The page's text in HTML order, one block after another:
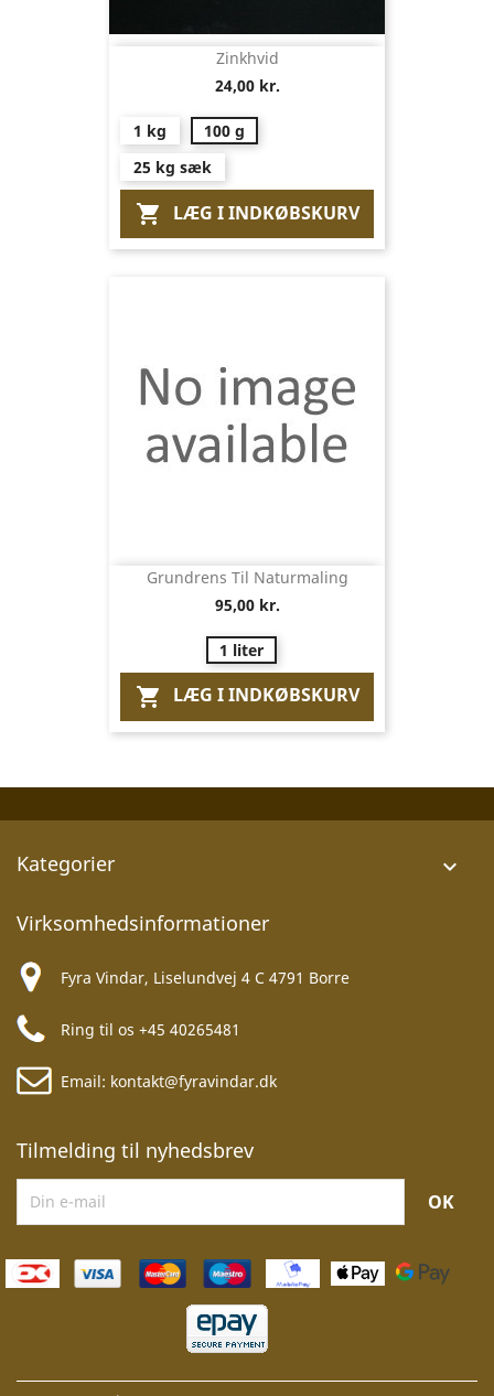
Zinkhvid
24,00 kr.
1 kg
100 g
25 kg sæk
 LÆG I INDKØBSKURV
Grundrens Til Naturmaling
95,00 kr.
1 liter
 LÆG I INDKØBSKURV
Kategorier 
Virksomhedsinformationer
Fyra Vindar, Liselundvej 4 C 4791 Borre
Ring til os +45 40265481
Email: kontakt@fyravindar.dk
Tilmelding til nyhedsbrev